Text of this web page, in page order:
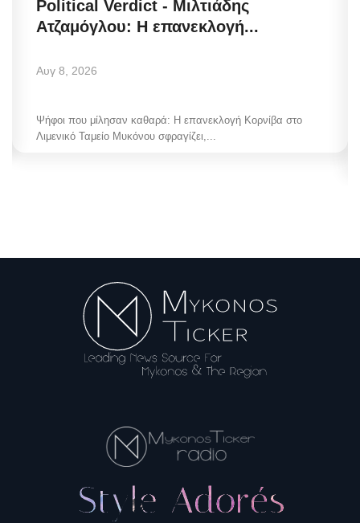
Political Verdict - Μιλτιάδης
Ατζαμόγλου: Η επανεκλογή...
Αυγ 8, 2026
Ψήφοι που μίλησαν καθαρά: Η επανεκλογή Κορνίβα στο
Λιμενικό Ταμείο Μυκόνου σφραγίζει,...